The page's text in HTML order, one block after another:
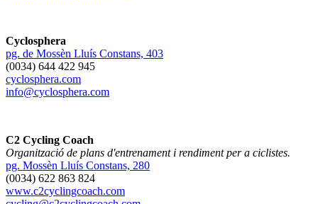
Cyclosphera
pg. de Mossèn Lluís Constans, 403
(0034) 644 422 945
cyclosphera.com
info@cyclosphera.com
C2 Cycling Coach
Organització de plans d'entrenament i rendiment per a ciclistes.
pg. Mossèn Lluís Constans, 280
(0034) 622 863 824
www.c2cyclingcoach.com